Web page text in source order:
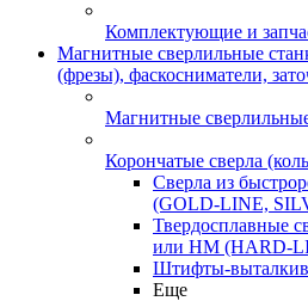
Комплектующие и
Магнитные сверлильные
(фрезы), фаскосниматели,
Магнитные
Корончатые сверла
Сверла из
(GOLD-LINE,
Твердосплавные
или HM (HARD-
Штифты-
Еще